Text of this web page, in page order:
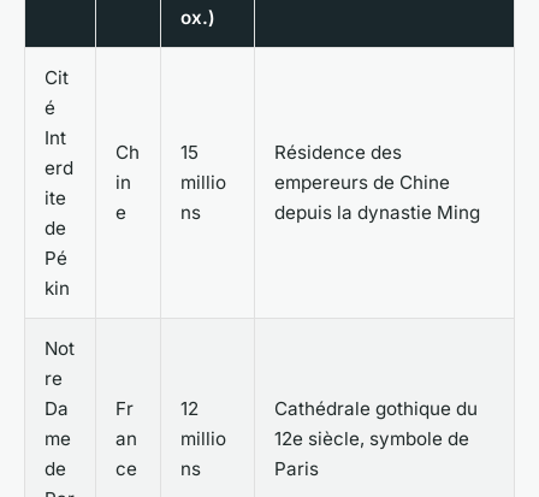
ox.)
Cit
é
Int
erd
ite
de
Pé
kin
Ch
in
e
15
millio
ns
Résidence des
empereurs de Chine
depuis la dynastie Ming
Not
re
Da
me
de
Fr
an
ce
12
millio
ns
Cathédrale gothique du
12e siècle, symbole de
Paris